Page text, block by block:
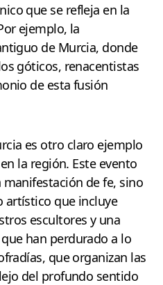
que se refleja en la
ejemplo, la
de Murcia, donde
góticos, renacentistas
de esta fusión
es otro claro ejemplo
la región. Este evento
de fe, sino
artístico que incluye
escultores y una
han perdurado a lo
que organizan las
del profundo sentido